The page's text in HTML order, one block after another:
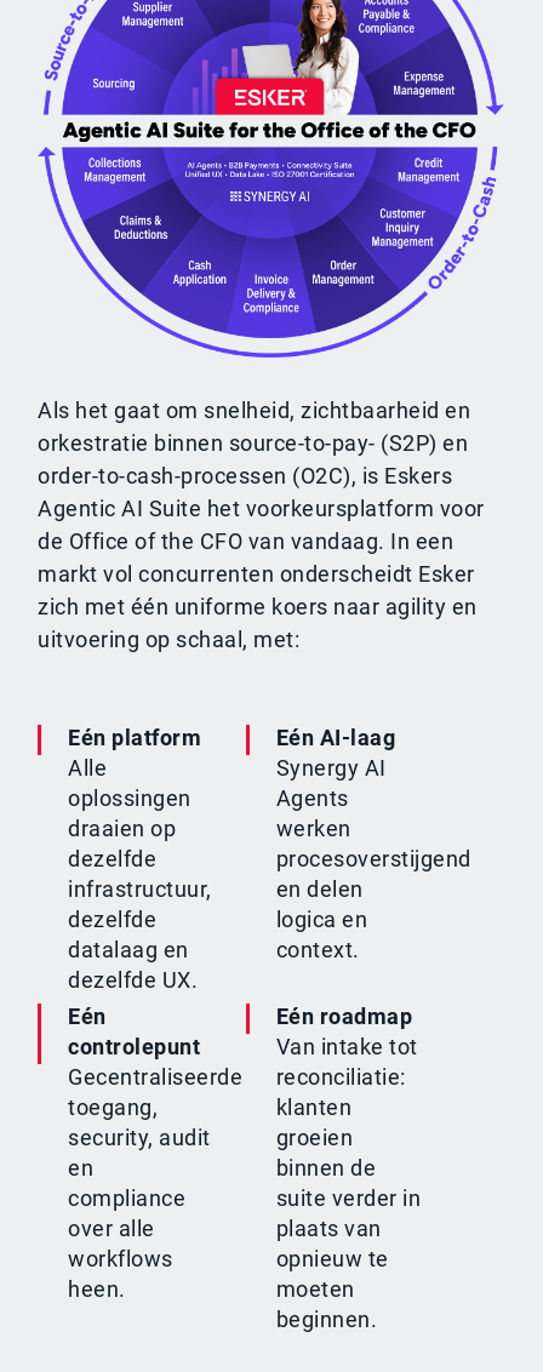
Als het gaat om snelheid, zichtbaarheid en
orkestratie binnen source-to-pay- (S2P) en
order-to-cash-processen (O2C), is Eskers
Agentic AI Suite het voorkeursplatform voor
de Office of the CFO van vandaag. In een
markt vol concurrenten onderscheidt Esker
zich met één uniforme koers naar agility en
uitvoering op schaal, met:
Eén platform
Alle
oplossingen
draaien op
dezelfde
infrastructuur,
dezelfde
datalaag en
dezelfde UX.
Eén AI-laag
Synergy AI
Agents
werken
procesoverstijgend
en delen
logica en
context.
Eén
controlepunt
Gecentraliseerde
toegang,
security, audit
en
compliance
over alle
workflows
heen.
Eén roadmap
Van intake tot
reconciliatie:
klanten
groeien
binnen de
suite verder in
plaats van
opnieuw te
moeten
beginnen.